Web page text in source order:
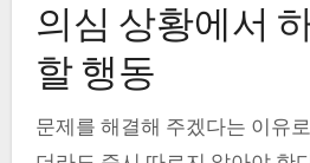
의심 상황에서
할 행동
문제를 해결해 주겠다는 이유